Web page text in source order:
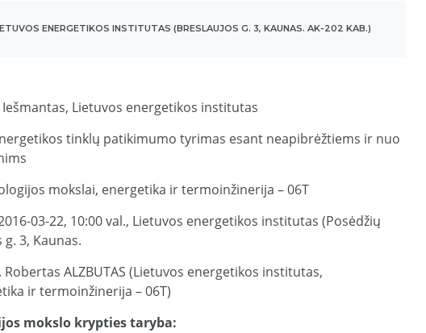
ENERGETIKOS INSTITUTAS (BRESLAUJOS G. 3, KAUNAS. AK-202 KAB.)
Lietuvos energetikos institutas
tinklų patikimumo tyrimas esant neapibrėžtiems ir nuo
mokslai, energetika ir termoinžinerija – 06T
03-22, 10:00 val., Lietuvos energetikos institutas (Posėdžių
g. 3, Kaunas.
ALZBUTAS (Lietuvos energetikos institutas,
ir termoinžinerija – 06T)
mokslo krypties taryba: